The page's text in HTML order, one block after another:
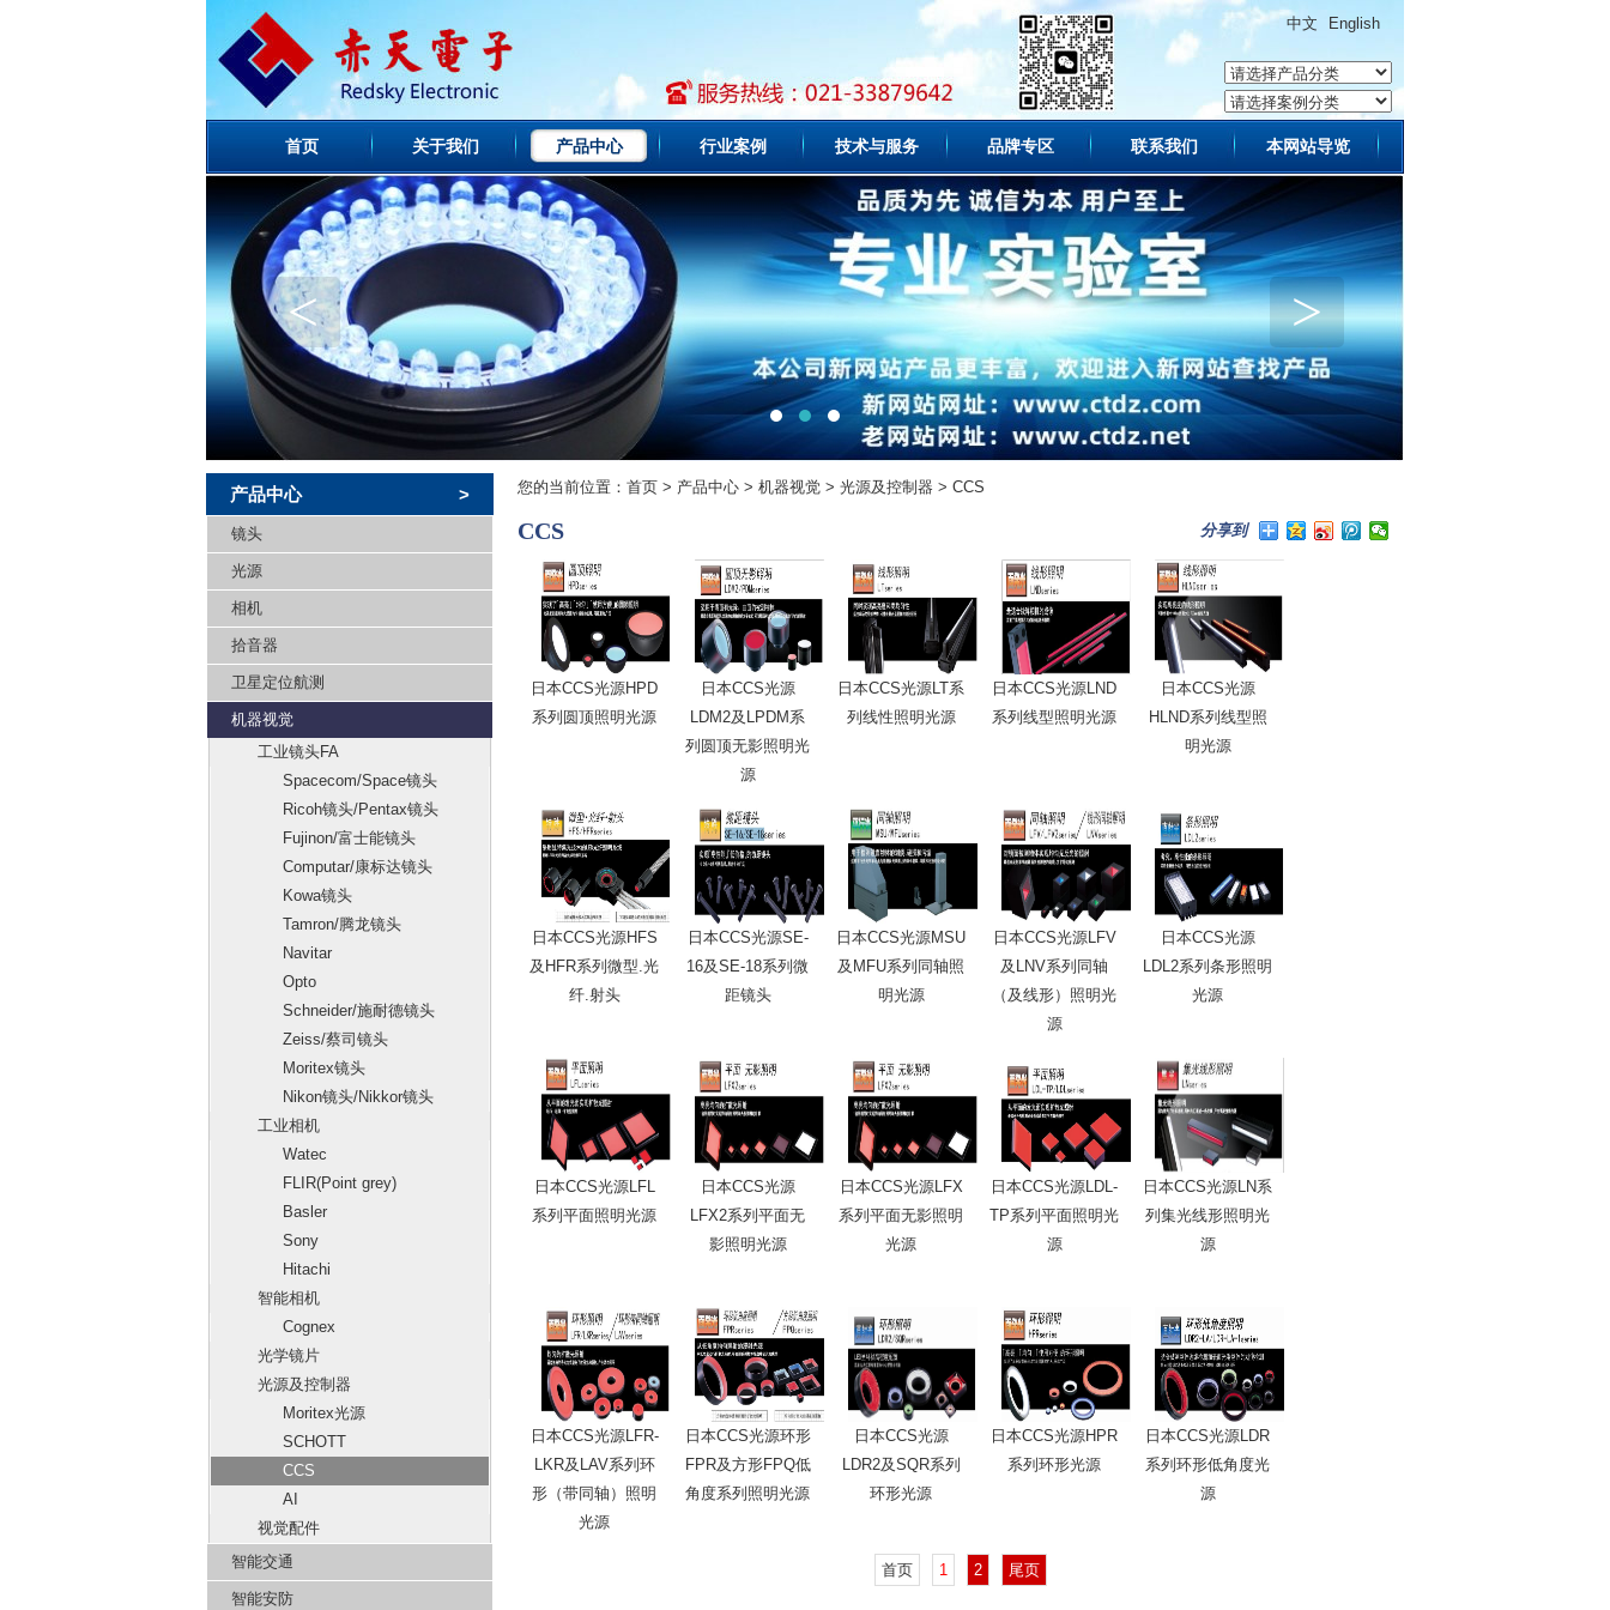
中文 English
首页 关于我们 产品中心 行业案例 技术与服务 品牌专区 联系我们 本网站导览
< >
产品中心 >
镜头
光源
相机
拾音器
卫星定位航测
机器视觉
工业镜头FA
Spacecom/Space镜头
Ricoh镜头/Pentax镜头
Fujinon/富士能镜头
Computar/康标达镜头
Kowa镜头
Tamron/腾龙镜头
Navitar
Opto
Schneider/施耐德镜头
Zeiss/蔡司镜头
Moritex镜头
Nikon镜头/Nikkor镜头
工业相机
Watec
FLIR(Point grey)
Basler
Sony
Hitachi
智能相机
Cognex
光学镜片
光源及控制器
Moritex光源
SCHOTT
CCS
AI
视觉配件
智能交通
智能安防
您的当前位置： 首页 > 产品中心 > 机器视觉 > 光源及控制器 > CCS
CCS 分享到
日本CCS光源HPD
系列圆顶照明光源
日本CCS光源
LDM2及LPDM系
列圆顶无影照明光
源
日本CCS光源LT系
列线性照明光源
日本CCS光源LND
系列线型照明光源
日本CCS光源
HLND系列线型照
明光源
日本CCS光源HFS
及HFR系列微型.光
纤.射头
日本CCS光源SE-
16及SE-18系列微
距镜头
日本CCS光源MSU
及MFU系列同轴照
明光源
日本CCS光源LFV
及LNV系列同轴
（及线形）照明光
源
日本CCS光源
LDL2系列条形照明
光源
日本CCS光源LFL
系列平面照明光源
日本CCS光源
LFX2系列平面无
影照明光源
日本CCS光源LFX
系列平面无影照明
光源
日本CCS光源LDL-
TP系列平面照明光
源
日本CCS光源LN系
列集光线形照明光
源
日本CCS光源LFR-
LKR及LAV系列环
形（带同轴）照明
光源
日本CCS光源环形
FPR及方形FPQ低
角度系列照明光源
日本CCS光源
LDR2及SQR系列
环形光源
日本CCS光源HPR
系列环形光源
日本CCS光源LDR
系列环形低角度光
源
首页 1 2 尾页